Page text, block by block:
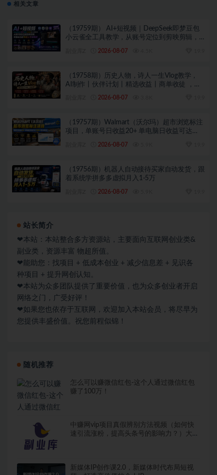
相关文章
（19759期） AI+短视频｜DeepSeek即梦豆包
小云雀全工具教学，从账号定位到剪映剪辑，
2026-08-07
（19758期）历史人物，诗人一生Vlog教学，
AI制作丨伙伴计划丨精选收益丨商单收徒 ，新
2026-08-07
（19757期）Walmart（沃尔玛）超市浏览标注
项目，单账号日收益20+ 单电脑日收益可达
2026-08-07
（19756期）机器人自动接待买家自动发货，跟
着系统学拼多多虚拟月入1-5万
2026-08-07
站长简介
❤本站：本站整合多方资源站，主要面向互联网创业类&
副业类，资源丰富 物超所值。
❤能助您：找项目 + 低成本创业 + 减少信息差 + 见识各
种项目 + 提升网创认知。
❤本站为众多团队提供了重要价值，也为众多创业者开启
网络之门，广受好评！
❤如果您也依存于互联网，欢迎加入本站会员，将尽早为
您提供丰盛价值。祝您前程似锦！
随机推荐
怎么可以赚微信红包-这个人通过微信红包
赚了100万！
中赚网vip项目真假辨别方法视频（如何快
速引流涨粉，提高头条号的影响力？）大学
新媒体IP创作课2.0，新媒体时代布局短视